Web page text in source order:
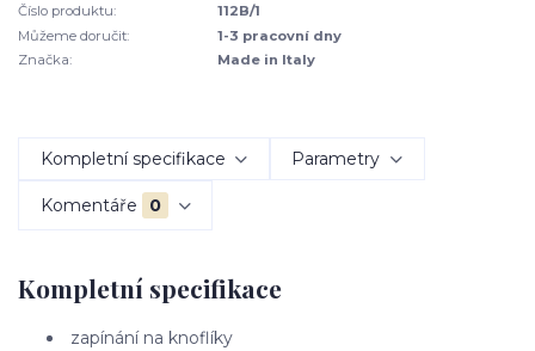
Číslo produktu:
112B/1
Můžeme doručit:
1-3 pracovní dny
Značka:
Made in Italy
Kompletní specifikace Parametry
Komentáře 0
Kompletní specifikace
zapínání na knoflíky